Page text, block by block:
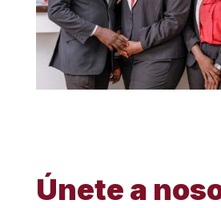
Únete a